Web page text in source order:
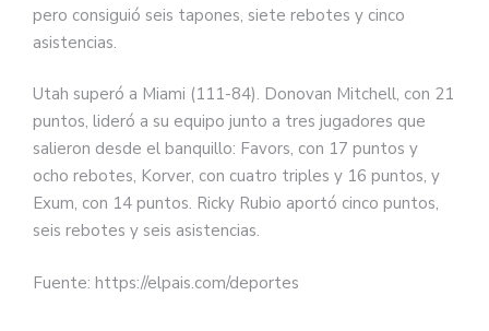
pero consiguió seis tapones, siete rebotes y cinco
asistencias.
Utah superó a Miami (111-84). Donovan Mitchell, con 21
puntos, lideró a su equipo junto a tres jugadores que
salieron desde el banquillo: Favors, con 17 puntos y
ocho rebotes, Korver, con cuatro triples y 16 puntos, y
Exum, con 14 puntos. Ricky Rubio aportó cinco puntos,
seis rebotes y seis asistencias.
Fuente: https://elpais.com/deportes